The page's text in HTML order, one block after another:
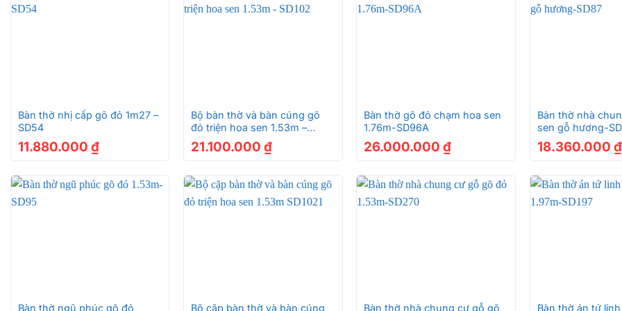
Đường vân của gỗ có màu nâu đỏ đậm, với những giác gỗ không có sự chênh màu giữa mà tương đối đồng đều.
Được thực hiện với quy trình sản xuất vô cùng kỹ lưỡng, nghiệm ngặt đem đến cho khách hàng một chiếc bàn thờ
Bàn thờ nhị cấp gõ đỏ 1m27 –
SD54
11.880.000 ₫
Bộ bàn thờ và bàn cúng gõ
đỏ triện hoa sen 1.53m –
SD102
21.100.000₫
Bàn thờ gõ đỏ chạm hoa sen
1.76m-SD96A
26.000.000₫
Bàn thờ nhà
sen gỗ hương-
18.360.000 ₫
Bàn thờ ngũ phúc gõ đỏ
Bộ cặp bàn thờ và bàn cúng
Bàn thờ nhà chung cư gỗ gõ
Bàn thờ án tứ